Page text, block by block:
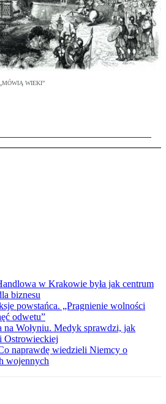
WIEKI”
w Krakowie była jak centrum
biznesu
powstańca. „Pragnienie wolności
odwetu”
na Wołyniu. Medyk sprawdzi, jak
Ostrowieckiej
naprawdę wiedzieli Niemcy o
wojennych